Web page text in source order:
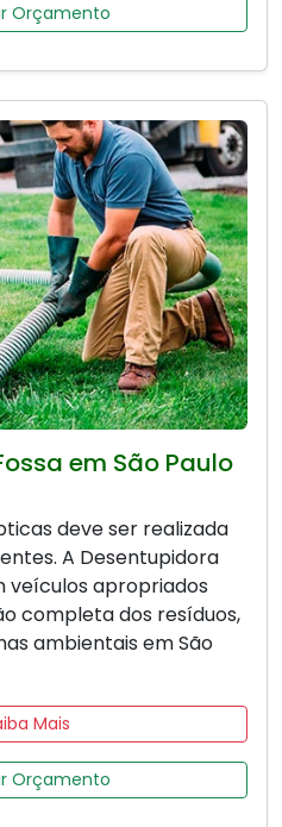
Orçamento
em São Paulo
deve ser realizada
A Desentupidora
veículos apropriados
completa dos resíduos,
ambientais em São
Mais
Orçamento